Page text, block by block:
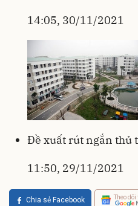
14:05, 30/11/2021
Đề xuất rút ngắn thủ
11:50, 29/11/2021
Chia sẻ Facebook Theo dõi